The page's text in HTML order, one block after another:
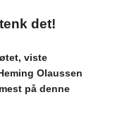
det!
viste
Olaussen
på denne